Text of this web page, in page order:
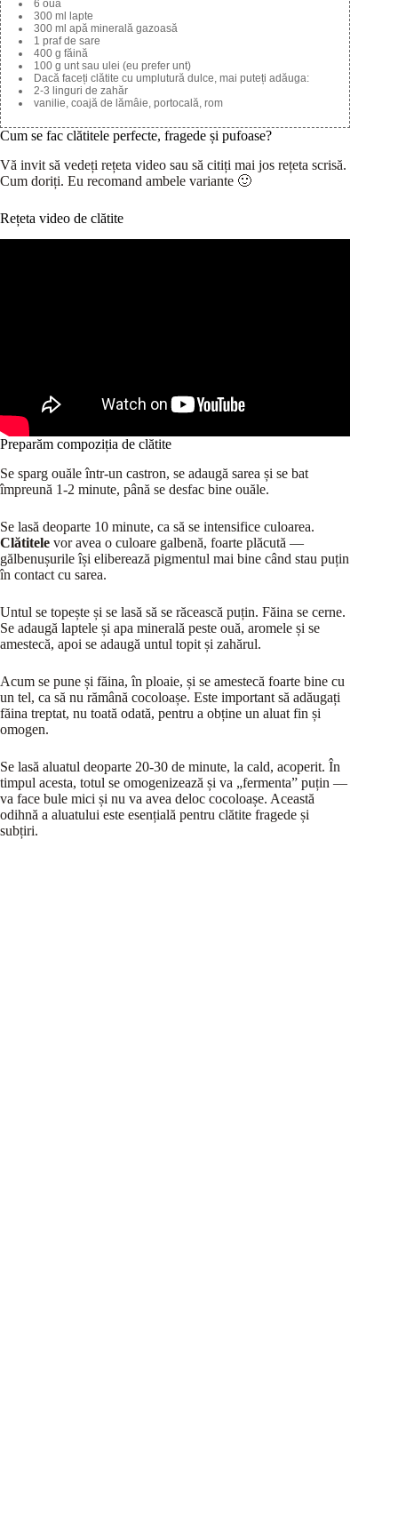
6 ouă
300 ml lapte
300 ml apă minerală gazoasă
1 praf de sare
400 g făină
100 g unt sau ulei (eu prefer unt)
Dacă faceți clătite cu umplutură dulce, mai puteți adăuga:
2-3 linguri de zahăr
vanilie, coajă de lămâie, portocală, rom
Cum se fac clătitele perfecte, fragede și pufoase?
Vă invit să vedeți rețeta video sau să citiți mai jos rețeta scrisă.
Cum doriți. Eu recomand ambele variante 🙂
Rețeta video de clătite
Preparăm compoziția de clătite
Se sparg ouăle într-un castron, se adaugă sarea și se bat
împreună 1-2 minute, până se desfac bine ouăle.
Se lasă deoparte 10 minute, ca să se intensifice culoarea.
Clătitele vor avea o culoare galbenă, foarte plăcută —
gălbenușurile își eliberează pigmentul mai bine când stau puțin
în contact cu sarea.
Untul se topește și se lasă să se răcească puțin. Făina se cerne.
Se adaugă laptele și apa minerală peste ouă, aromele și se
amestecă, apoi se adaugă untul topit și zahărul.
Acum se pune și făina, în ploaie, și se amestecă foarte bine cu
un tel, ca să nu rămână cocoloașe. Este important să adăugați
făina treptat, nu toată odată, pentru a obține un aluat fin și
omogen.
Se lasă aluatul deoparte 20-30 de minute, la cald, acoperit. În
timpul acesta, totul se omogenizează și va „fermenta” puțin —
va face bule mici și nu va avea deloc cocoloașe. Această
odihnă a aluatului este esențială pentru clătite fragede și
subțiri.